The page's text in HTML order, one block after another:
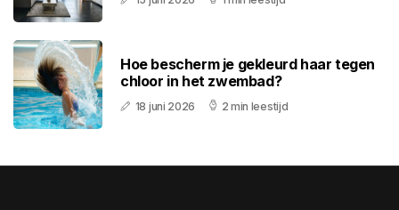
Hoe bescherm je gekleurd haar tegen
chloor in het zwembad?
18 juni 2026 2 min leestijd